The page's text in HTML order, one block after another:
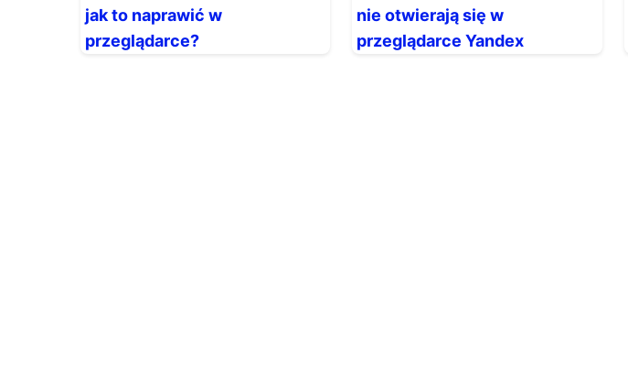
jak to naprawić w
przeglądarce?
nie otwierają się w
przeglądarce Yandex